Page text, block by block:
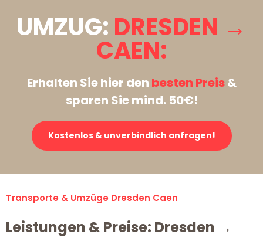
UMZUG: DRESDEN →
CAEN:
Erhalten Sie hier den besten Preis&
sparen Sie mind. 50€!
Kostenlos & unverbindlich anfragen!
Transporte & Umzüge Dresden Caen
Leistungen & Preise: Dresden →